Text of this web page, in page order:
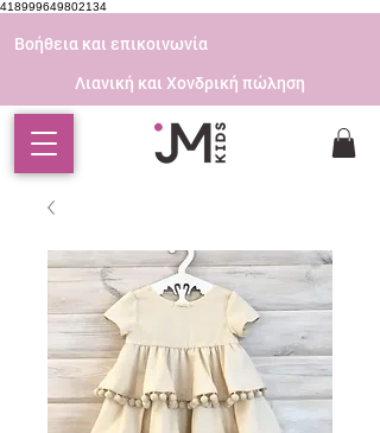
418999649802134
Βοήθεια και επικοινωνία
Λιανική και Χονδρική πώληση